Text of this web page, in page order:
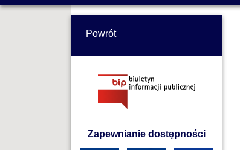
Powrót
Zapewnianie dostępności